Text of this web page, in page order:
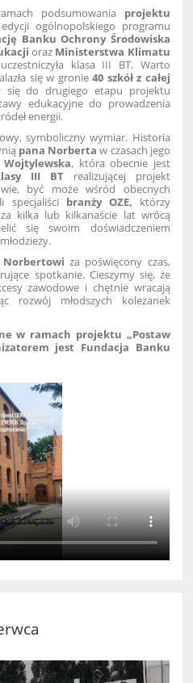
podsumowania projektu
ogólnopolskiego programu
Banku Ochrony Środowiska
oraz Ministerstwa Klimatu
klasa III BT. Warto
się w gronie40 szkół z całej
się do drugiego etapu projektu
edukacyjne do prowadzenia
energii.
symboliczny wymiar. Historia
pana Norberta w czasach jego
Wojtylewska, która obecnie jest
III BTrealizującej projekt
być może wśród obecnych
specjaliści branży OZE, którzy
za kilka lub kilkanaście lat wrócą
się swoim doświadczeniem
Norbertowi za poświęcony czas,
spotkanie. Cieszymy się, że
zawodowe i chętnie wracają
rozwój młodszych koleżanek
w ramach projektu „Postaw
jest Fundacja Banku